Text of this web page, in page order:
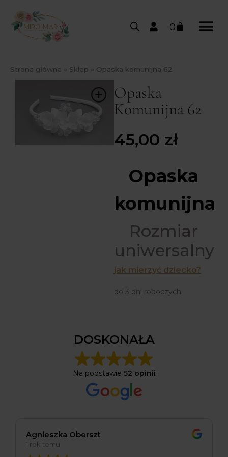
0
Strona główna » Sklep » Opaska komunijna 62
Opaska
Komunijna 62
45,00 zł
Opaska
komunijna
Rozmiar
uniwersalny
jak mierzyć dziecko?
do 3 dni roboczych
DOSKONAŁA
Na podstawie 52 opinii
Agnieszka Oberszt
1 rok temu